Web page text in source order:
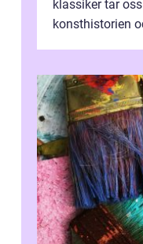
klassiker tar
konsthistorien